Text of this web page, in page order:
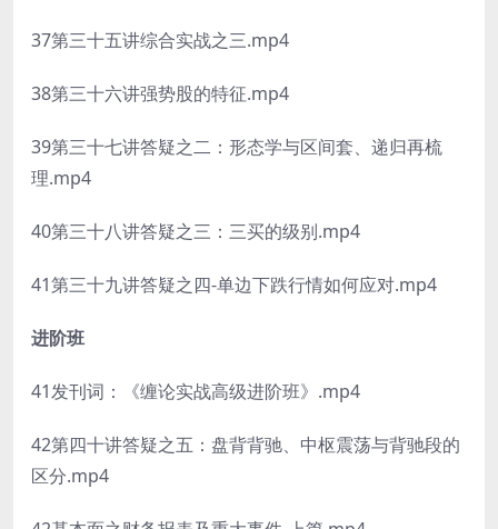
37第三十五讲综合实战之三.mp4
38第三十六讲强势股的特征.mp4
39第三十七讲答疑之二：形态学与区间套、递归再梳
理.mp4
40第三十八讲答疑之三：三买的级别.mp4
41第三十九讲答疑之四-单边下跌行情如何应对.mp4
进阶班
41发刊词：《缠论实战高级进阶班》.mp4
42第四十讲答疑之五：盘背背驰、中枢震荡与背驰段的
区分.mp4